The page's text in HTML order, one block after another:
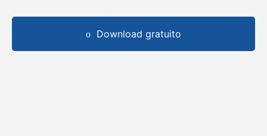
Download gratuito